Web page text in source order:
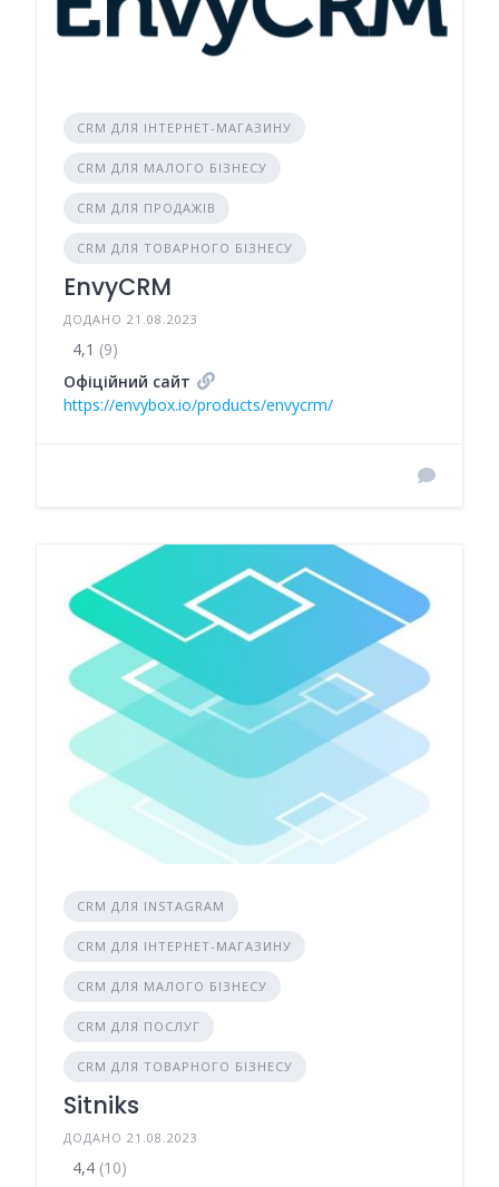
CRM ДЛЯ ІНТЕРНЕТ-МАГАЗИНУ
CRM ДЛЯ МАЛОГО БІЗНЕСУ
CRM ДЛЯ ПРОДАЖІВ
CRM ДЛЯ ТОВАРНОГО БІЗНЕСУ
EnvyCRM
ДОДАНО 21.08.2023
4,1 (9)
Офіційний сайт
https://envybox.io/products/envycrm/
CRM ДЛЯ INSTAGRAM
CRM ДЛЯ ІНТЕРНЕТ-МАГАЗИНУ
CRM ДЛЯ МАЛОГО БІЗНЕСУ
CRM ДЛЯ ПОСЛУГ
CRM ДЛЯ ТОВАРНОГО БІЗНЕСУ
Sitniks
ДОДАНО 21.08.2023
4,4 (10)